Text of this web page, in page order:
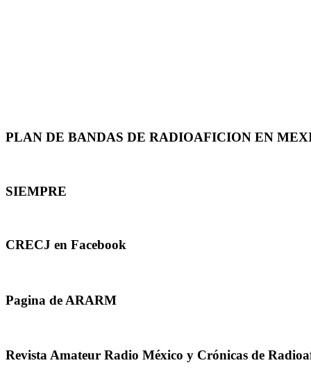
PLAN DE BANDAS DE RADIOAFICION EN
SIEMPRE
CRECJ en Facebook
Pagina de ARARM
Revista Amateur Radio México y Crónicas de